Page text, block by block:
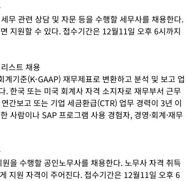
무 관련 상담 및 자문 등을 수행할 세무사를 채용한다.
지원할 수 있다. 접수기간은 12월11일 오후 6시까지
스트 채용
기준(K-GAAP) 재무제표로 변환하고 분석 및 보고 업
. 한국 또는 미국 회계사 자격 소지자로 재무부서 근무
간보고 또는 기업 세금환급(CTR) 업무 경력이 3년 이
사람이나 SAP 프로그램 사용 경험자, 경영·회계·재무
을 수행할 공인노무사를 채용한다. 노무사 자격 취득
지원 자격이 주어진다. 접수기간은 12월11일 오후 6